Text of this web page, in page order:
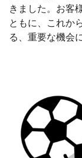
きました。お客
ともに、これか
る、重要な機会